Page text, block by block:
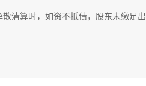
清算时，如资不抵债，股东未缴足出